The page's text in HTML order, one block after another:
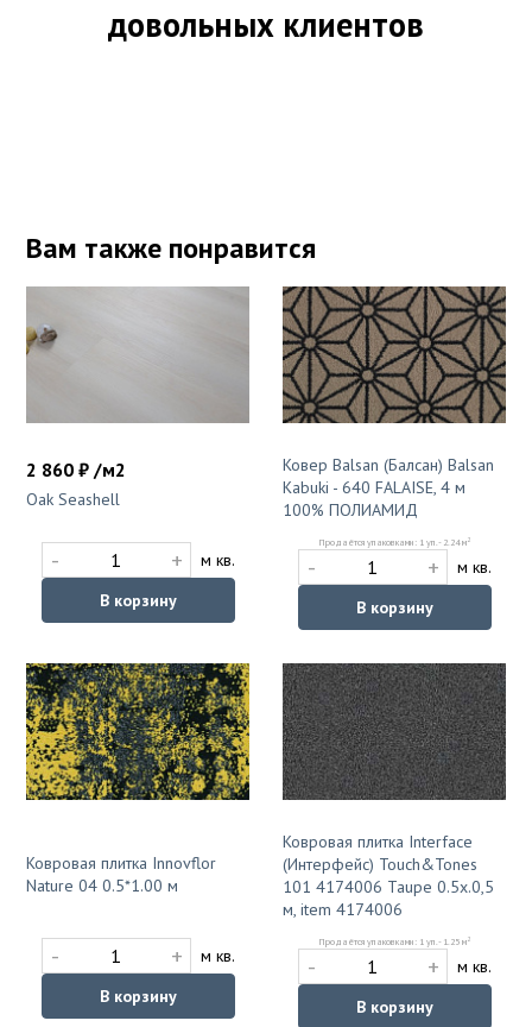
довольных клиентов
Вам также понравится
2 860 ₽ /м2
Oak Seashell
- +
м кв.
В корзину
Ковер Balsan (Балсан) Balsan
Kabuki - 640 FALAISE, 4 м
100% ПОЛИАМИД
Продаётся упаковками: 1 уп. - 2.24 м2
- +
м кв.
В корзину
Ковровая плитка Innovflor
Nature 04 0.5*1.00 м
- +
м кв.
В корзину
Ковровая плитка Interface
(Интерфейс) Touch&Tones
101 4174006 Taupe 0.5х.0,5
м, item 4174006
Продаётся упаковками: 1 уп. - 1.25 м2
- +
м кв.
В корзину